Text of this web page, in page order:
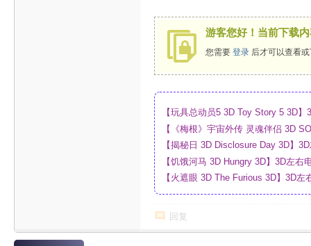
游客您好！当前下载
您需要 登录 后才可以查看
【玩具总动员5 3D Toy Story 5 3D
制_网盘
【《梅根》宇宙外传 灵魂伴侣 3D
_4K_高清蓝光压制_网盘
【揭秘日 3D Disclosure Day 3D】
制_网盘
【饥饿河马 3D Hungry 3D】3D左
【火遮眼 3D The Furious 3D】3D
回复